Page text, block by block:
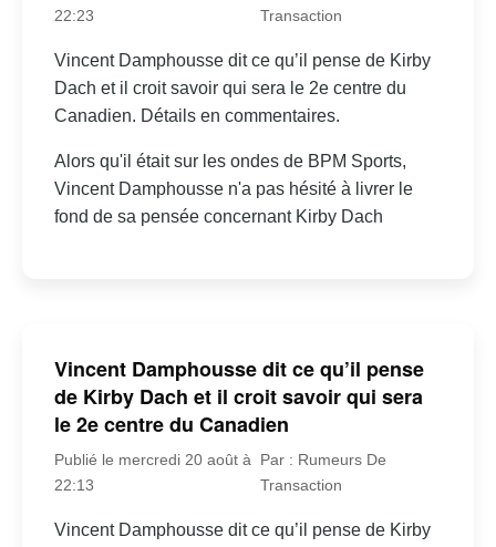
22:23
Transaction
Vincent Damphousse dit ce qu’il pense de Kirby
Dach et il croit savoir qui sera le 2e centre du
Canadien. Détails en commentaires.
Alors qu'il était sur les ondes de BPM Sports,
Vincent Damphousse n'a pas hésité à livrer le
fond de sa pensée concernant Kirby Dach
Vincent Damphousse dit ce qu’il pense
de Kirby Dach et il croit savoir qui sera
le 2e centre du Canadien
Publié le mercredi 20 août à
22:13
Par : Rumeurs De
Transaction
Vincent Damphousse dit ce qu’il pense de Kirby